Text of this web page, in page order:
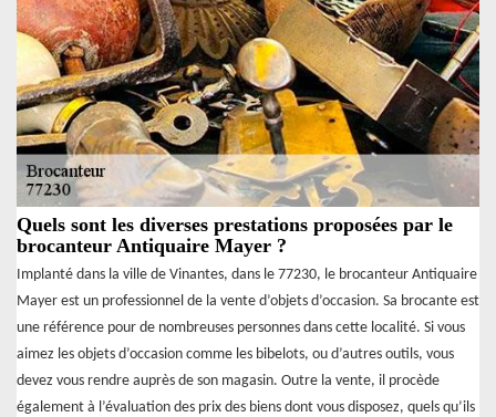
Quels sont les diverses prestations proposées par le
brocanteur Antiquaire Mayer ?
Implanté dans la ville de Vinantes, dans le 77230, le brocanteur Antiquaire
Mayer est un professionnel de la vente d’objets d’occasion. Sa brocante est
une référence pour de nombreuses personnes dans cette localité. Si vous
aimez les objets d’occasion comme les bibelots, ou d’autres outils, vous
devez vous rendre auprès de son magasin. Outre la vente, il procède
également à l’évaluation des prix des biens dont vous disposez, quels qu’ils